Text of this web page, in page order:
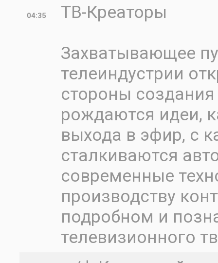
04:35
ТВ-Креаторы
Захватывающее
телеиндустрии
стороны
рождаются идеи,
выхода в эфир, с
сталкиваются
современные
производству
подробном и
телевизионного